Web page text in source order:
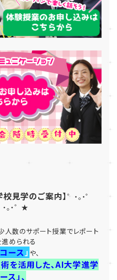
校見学のご案内】゜・。・゜
。・゜★
人数のサポート授業でレポート
められる
ース」 や、
を活用した、AI大学進学
ス」、